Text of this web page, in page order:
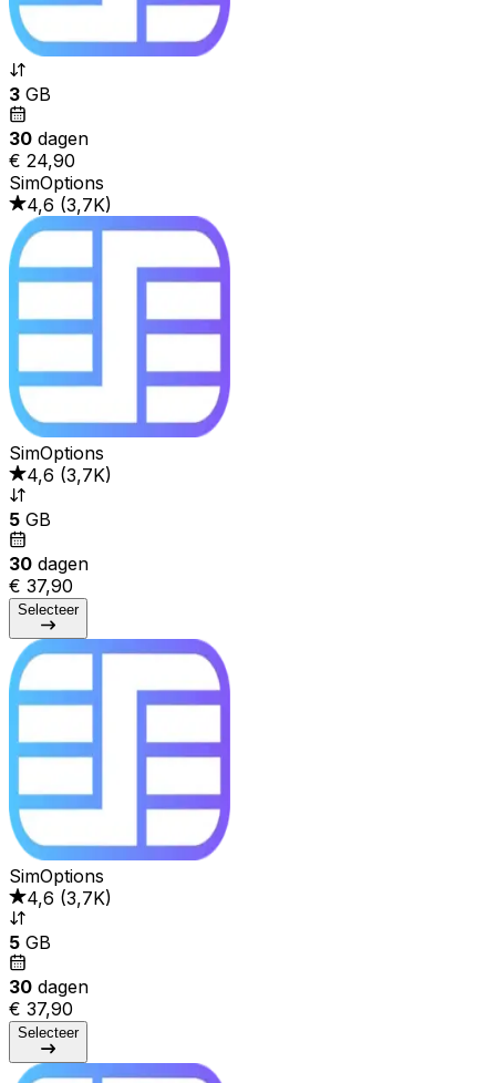
3 GB
30 dagen
€ 24,90
SimOptions
4,6 (3,7K)
SimOptions
4,6 (3,7K)
5 GB
30 dagen
€ 37,90
Selecteer
SimOptions
4,6 (3,7K)
5 GB
30 dagen
€ 37,90
Selecteer